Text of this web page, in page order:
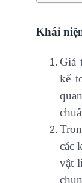
Khái
Giá
kế
các
vật